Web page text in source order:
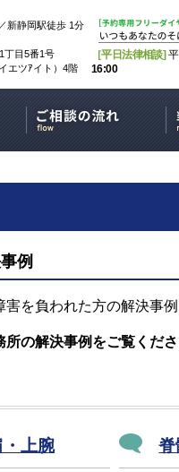
新静岡駅徒歩 1分
丁目5番1号
エツｱイト）4階
［平日法律相談]
16:00
例
を負われた方の解決事
の解決事例をご覧くださ
・上腕